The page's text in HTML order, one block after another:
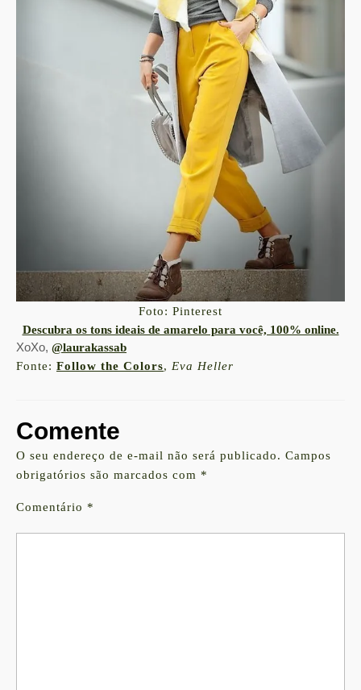
Foto: Pinterest
Descubra os tons ideais de amarelo para você, 100% online.
XoXo, @laurakassab
Fonte: Follow the Colors, Eva Heller
Comente
O seu endereço de e-mail não será publicado. Campos
obrigatórios são marcados com *
Comentário *